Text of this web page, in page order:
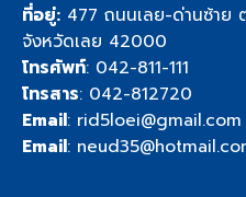
ที่อยู่: 477 ถนนเลย-ด่านซ้าย
จังหวัดเลย 42000
โทรศัพท์: 042-811-111
โทรสาร: 042-812720
Email: rid5loei@gmail.com
Email: